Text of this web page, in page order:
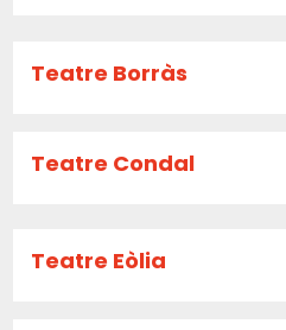
Teatre Borràs
Teatre Condal
Teatre Eòlia